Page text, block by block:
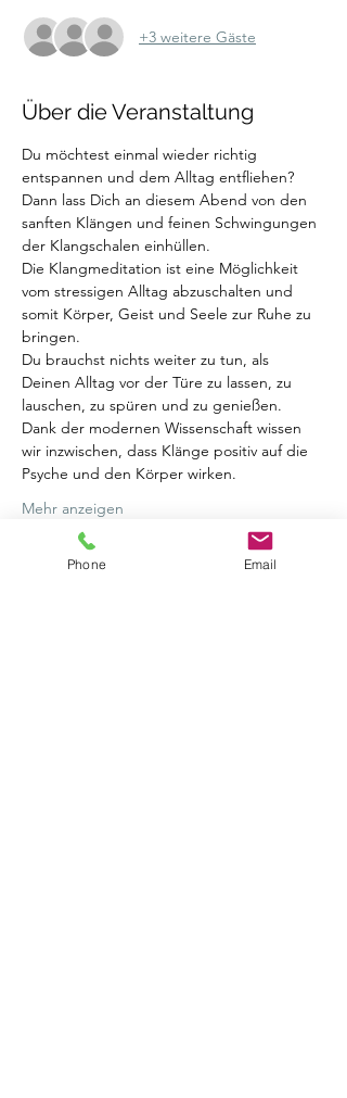
+3 weitere Gäste
Über die Veranstaltung
Du möchtest einmal wieder richtig
entspannen und dem Alltag entfliehen?
Dann lass Dich an diesem Abend von den
sanften Klängen und feinen Schwingungen
der Klangschalen einhüllen.
Die Klangmeditation ist eine Möglichkeit
vom stressigen Alltag abzuschalten und
somit Körper, Geist und Seele zur Ruhe zu
bringen.
Du brauchst nichts weiter zu tun, als
Deinen Alltag vor der Türe zu lassen, zu
lauschen, zu spüren und zu genießen.
Dank der modernen Wissenschaft wissen
wir inzwischen, dass Klänge positiv auf die
Psyche und den Körper wirken.
Mehr anzeigen
Tickets
Phone Email